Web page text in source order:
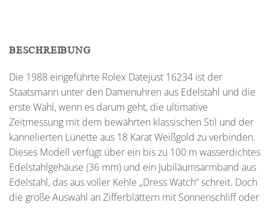
BESCHREIBUNG
Die 1988 eingeführte Rolex Datejust 16234 ist der
Staatsmann unter den Damenuhren aus Edelstahl und die
erste Wahl, wenn es darum geht, die ultimative
Zeitmessung mit dem bewährten klassischen Stil und der
kannelierten Lünette aus 18 Karat Weißgold zu verbinden.
Dieses Modell verfügt über ein bis zu 100 m wasserdichtes
Edelstahlgehäuse (36 mm) und ein Jubiläumsarmband aus
Edelstahl, das aus voller Kehle „Dress Watch“ schreit. Doch
die große Auswahl an Zifferblättern mit Sonnenschliff oder